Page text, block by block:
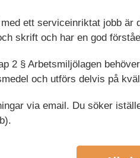
ett serviceinriktat jobb
skrift och har en god
2 § Arbetsmiljölagen
och utförs delvis på
via email. Du söker